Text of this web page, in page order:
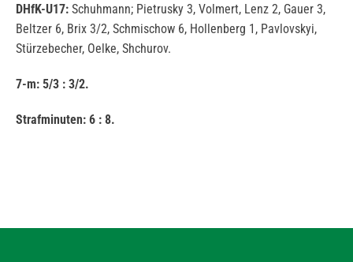
DHfK-U17: Schuhmann; Pietrusky 3, Volmert, Lenz 2, Gauer 3,
Beltzer 6, Brix 3/2, Schmischow 6, Hollenberg 1, Pavlovskyi,
Stürzebecher, Oelke, Shchurov.
7-m: 5/3 : 3/2.
Strafminuten: 6 : 8.